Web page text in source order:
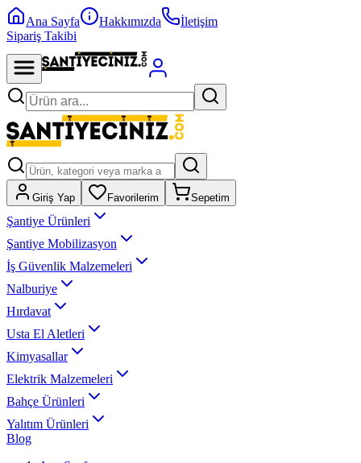
Ana Sayfa Hakkımızda
İletişim
Sipariş Takibi
Giriş Yap Favorilerim Sepetim
Şantiye Ürünleri
Şantiye Mobilizasyon
İş Güvenlik Malzemeleri
Nalburiye
Hırdavat
Usta El Aletleri
Kimyasallar
Elektrik Malzemeleri
Bahçe Ürünleri
Yalıtım Ürünleri
Blog